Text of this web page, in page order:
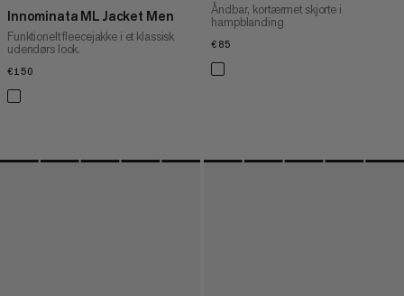
Innominata ML Jacket Men
Funktionelt fleecejakke i et klassisk
udendørs look.
€150
Åndbar, kortærmet skjorte i
hampblanding
€85